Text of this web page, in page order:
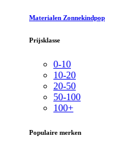
Materialen Zonnekindpop
Prijsklasse
0-10
10-20
20-50
50-100
100+
Populaire merken